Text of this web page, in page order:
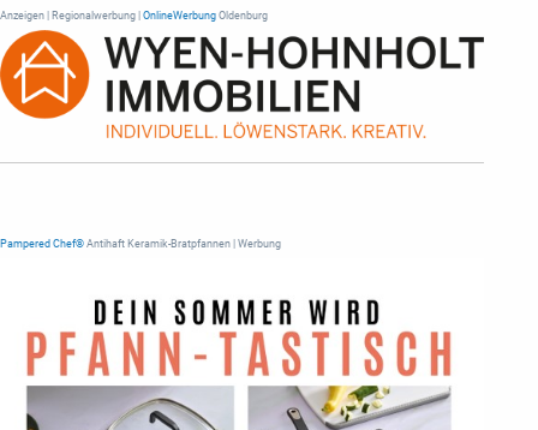
Anzeigen | Regionalwerbung | OnlineWerbung Oldenburg
Pampered Chef® Antihaft Keramik-Bratpfannen | Werbung